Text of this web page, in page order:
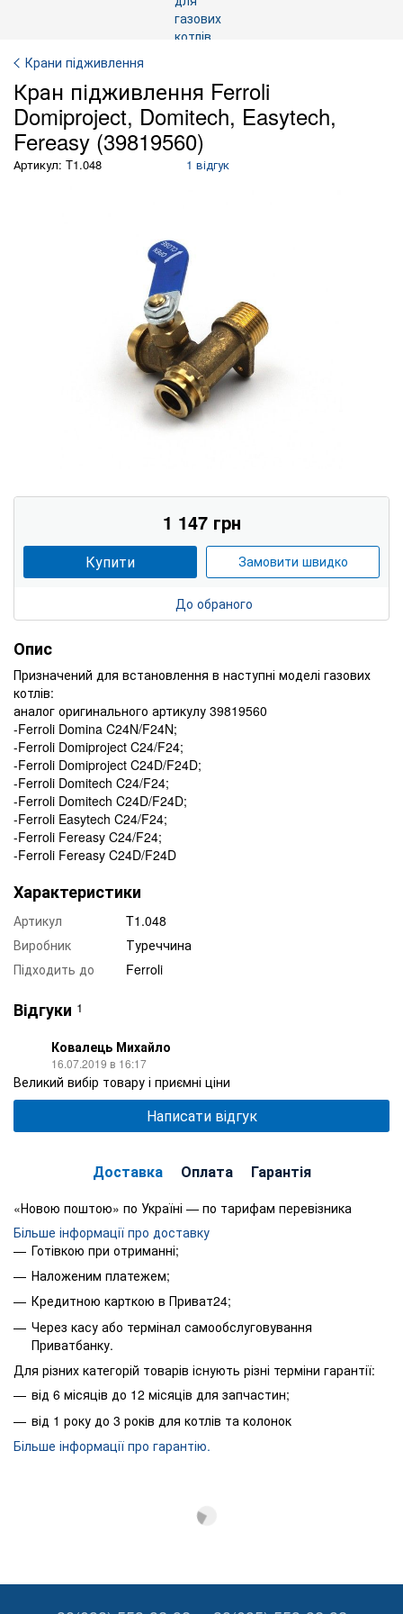
Крани підживлення
Кран підживлення Ferroli
Domiproject, Domitech, Easytech,
Fereasy (39819560)
Артикул: T1.048 1 відгук
1 147 грн
Купити Замовити швидко
До обраного
Опис
Призначений для встановлення в наступні моделі газових
котлів:
аналог оригинального артикулу 39819560
-Ferroli Domina C24N/F24N;
-Ferroli Domiproject C24/F24;
-Ferroli Domiproject C24D/F24D;
-Ferroli Domitech C24/F24;
-Ferroli Domitech C24D/F24D;
-Ferroli Easytech C24/F24;
-Ferroli Fereasy C24/F24;
-Ferroli Fereasy C24D/F24D
Характеристики
Артикул
T1.048
Виробник
Туреччина
Підходить до
Ferroli
Відгуки 1
Ковалець Михайло
16.07.2019 в 16:17
Великий вибір товару і приємні ціни
Написати відгук
Доставка Оплата Гарантія
«Новою поштою» по Україні — по тарифам перевізника
Більше інформації про доставку
Готівкою при отриманні;
Наложеним платежем;
Кредитною карткою в Приват24;
Через касу або термінал самообслуговування
Приватбанку.
Для різних категорій товарів існують різні терміни гарантії:
від 6 місяців до 12 місяців для запчастин;
від 1 року до 3 років для котлів та колонок
Більше інформації про гарантію.